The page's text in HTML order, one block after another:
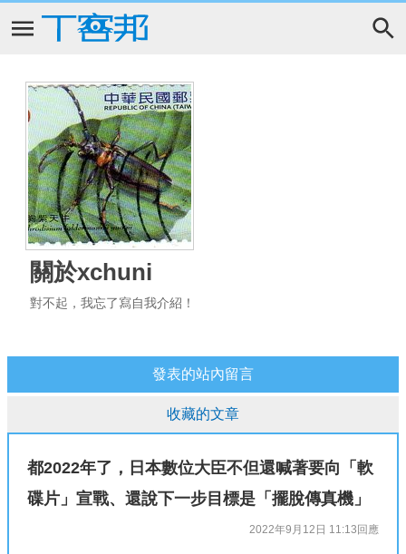
關於xchuni
對不起，我忘了寫自我介紹！
發表的站內留言
收藏的文章
都2022年了，日本數位大臣不但還喊著要向「軟
碟片」宣戰、還說下一步目標是「擺脫傳真機」
2022年9月12日 11:13 回應